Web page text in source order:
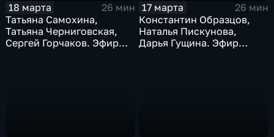
18 марта
26 мин
Татьяна Самохина,
Татьяна Черниговская,
Сергей Горчаков. Эфир
17 марта
26 мин
Константин Образцов,
Наталья Пискунова,
Дарья Гущина. Эфир